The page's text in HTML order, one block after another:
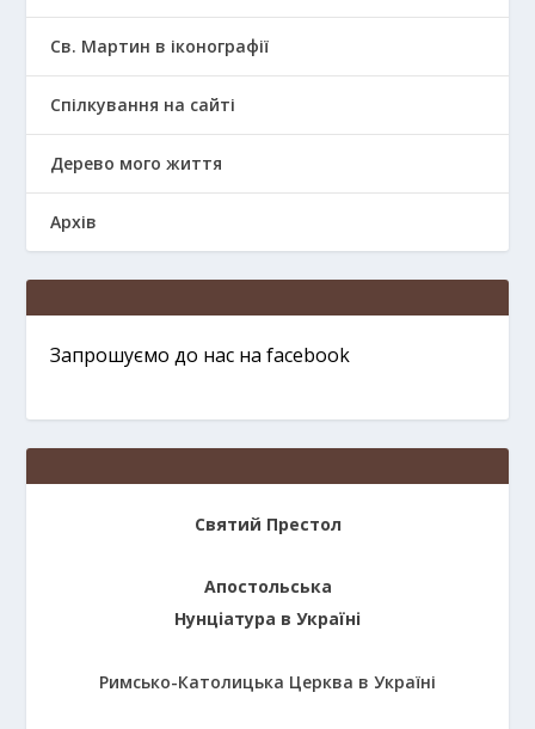
Св. Мартин в іконографії
Спілкування на сайті
Дерево мого життя
Архів
Запрошуємо до нас на facebook
Святий Престол
Апостольська
Нунціатура в Україні
Римсько-Католицька Церква в Україні